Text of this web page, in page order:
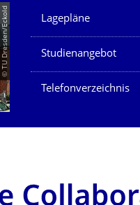
© TU Dresden/Eckold Unsere Dienste
Lagepläne
Studienangebot
Telefonverzeichnis